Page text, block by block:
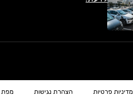
מדיניות פרטיות הצהרת נגישות